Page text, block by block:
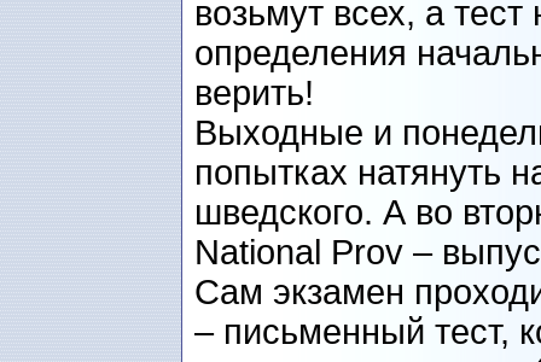
возьмут всех, а
определения
верить!
Выходные и
попытках натянуть
шведского. А во
National Prov –
Сам экзамен
– письменный тест,